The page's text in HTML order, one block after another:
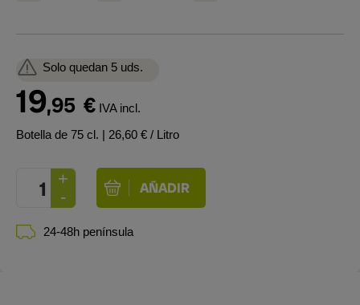
Solo quedan 5 uds.
19,95 € IVA incl.
Botella de 75 cl. | 26,60 € / Litro
24-48h península